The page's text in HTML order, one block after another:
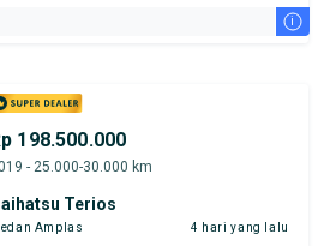
i
198.500.000
- 25.000-30.000 km
Terios
Amplas 4 hari yang lalu